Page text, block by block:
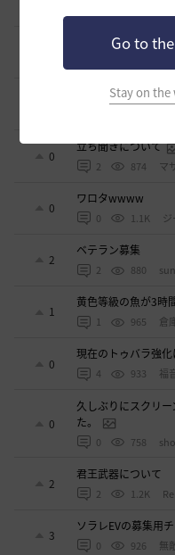
Go to
Stay on
ベテラン＆ルーキ
ドーサやソーサレ
0
立ち聞きについて
2 874 マ
0
ワロタwwww
0 1.1K
2
ベテラン募集
2 880
1
黄色等級の魚が3時
1 965 倉
0
現在のトゥバラ強
4 933 福
0
久しぶりにスクリ
た。
0 758
2
君王武器について
2 1.2K
3
ソラレEVの募集用
0 926 無